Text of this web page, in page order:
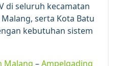
di seluruh kecamatan
serta Kota Batu
kebutuhan sistem
Malang –Ampelgading